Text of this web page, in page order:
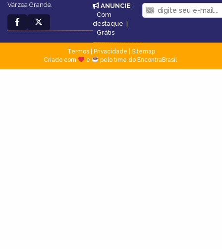
Várzea Grande.
ANUNCIE:
Com
destaque |
Grátis
Termos| Privacidade
Sitemap
Criado com
e pelo time do EncontraBrasil